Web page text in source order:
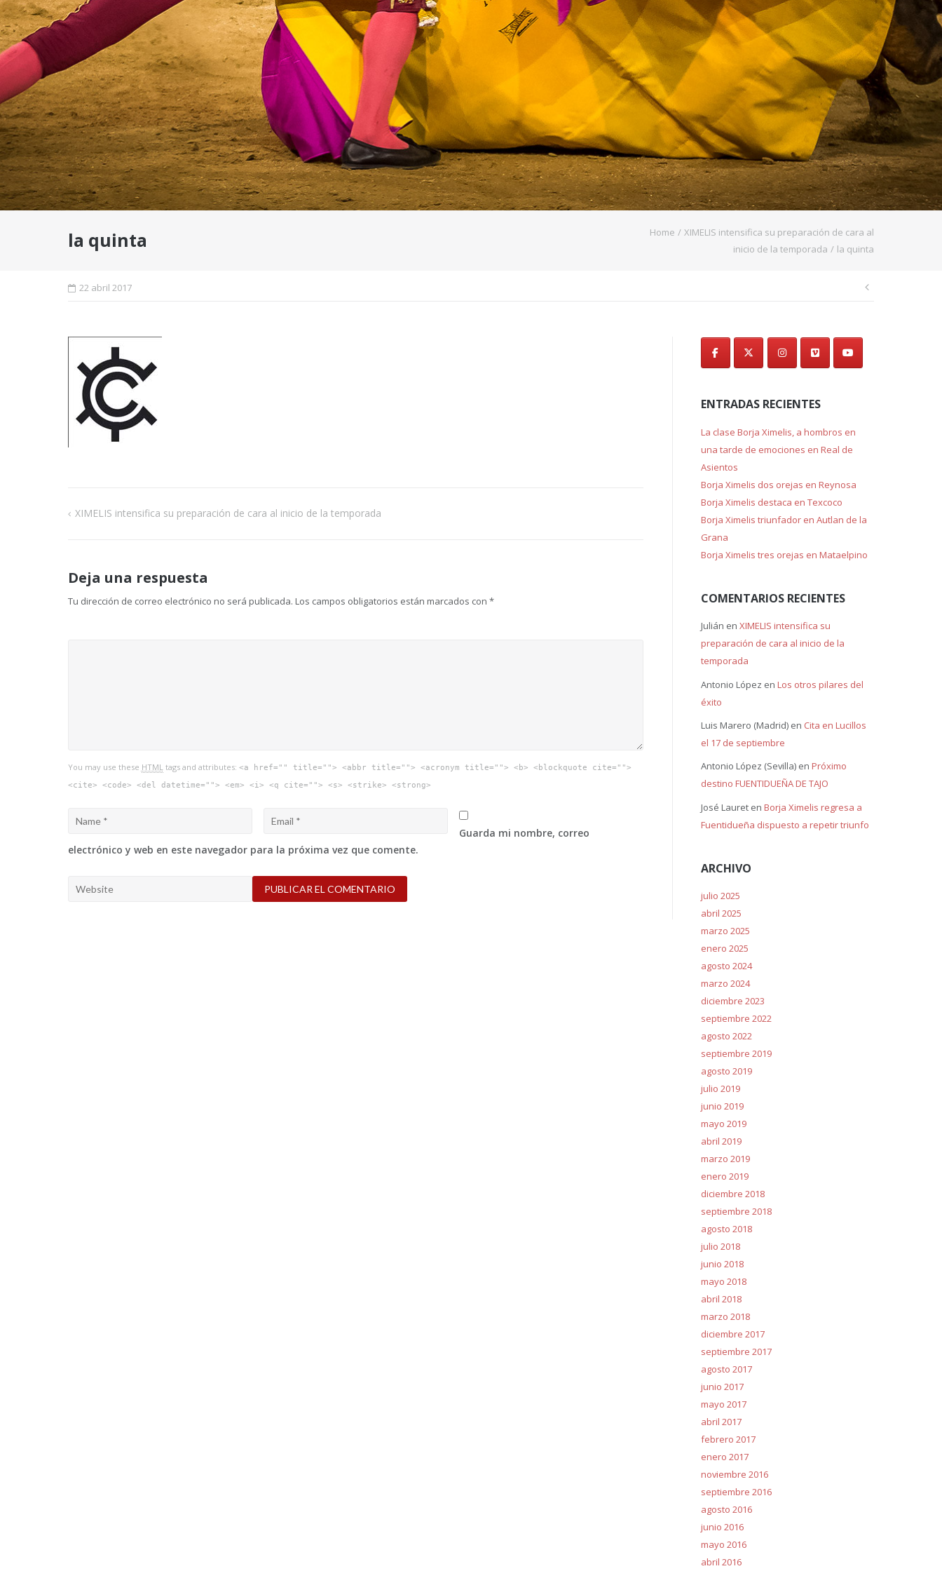
la quinta Home / XIMELIS intensifica su preparación de cara al
inicio de la temporada / la quinta
22 abril 2017
Navegación
entradas
XIMELIS intensifica su preparación de cara al inicio de la temporada
Deja una respuesta
Tu dirección de correo electrónico no será publicada. Los campos obligatorios están marcados con *
You may use these HTMLtags and attributes: <a href="" title=""> <abbr title=""> <acronym title=""> <b> <blockquote cite="">
<cite> <code> <del datetime=""> <em> <i> <q cite=""> <s> <strike> <strong>
Guarda mi nombre, correo
electrónico y web en este navegador para la próxima vez que comente.
ENTRADAS RECIENTES
La clase Borja Ximelis, a hombros en
una tarde de emociones en Real de
Asientos
Borja Ximelis dos orejas en Reynosa
Borja Ximelis destaca en Texcoco
Borja Ximelis triunfador en Autlan de la
Grana
Borja Ximelis tres orejas en Mataelpino
COMENTARIOS RECIENTES
Julián en XIMELIS intensifica su
preparación de cara al inicio de la
temporada
Antonio López en Los otros pilares del
éxito
Luis Marero (Madrid)en Cita en Lucillos
el 17 de septiembre
Antonio López (Sevilla)en Próximo
destino FUENTIDUEÑA DE TAJO
José Laureten Borja Ximelis regresa a
Fuentidueña dispuesto a repetir triunfo
ARCHIVO
julio 2025
abril 2025
marzo 2025
enero 2025
agosto 2024
marzo 2024
diciembre 2023
septiembre 2022
agosto 2022
septiembre 2019
agosto 2019
julio 2019
junio 2019
mayo 2019
abril 2019
marzo 2019
enero 2019
diciembre 2018
septiembre 2018
agosto 2018
julio 2018
junio 2018
mayo 2018
abril 2018
marzo 2018
diciembre 2017
septiembre 2017
agosto 2017
junio 2017
mayo 2017
abril 2017
febrero 2017
enero 2017
noviembre 2016
septiembre 2016
agosto 2016
junio 2016
mayo 2016
abril 2016